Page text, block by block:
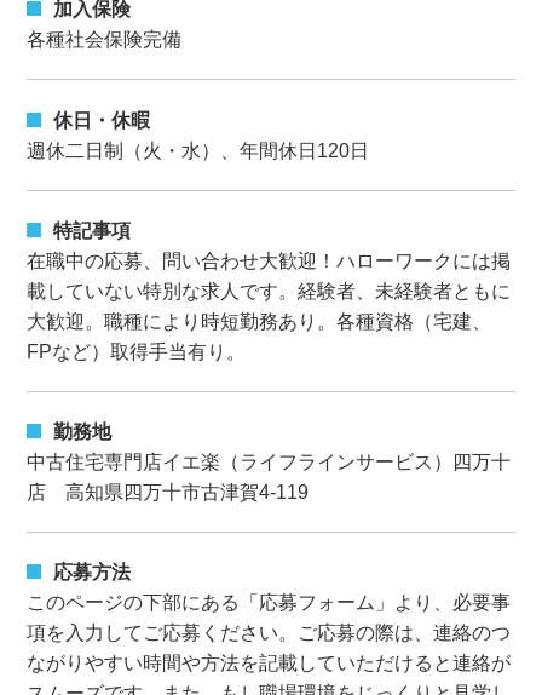
加入保険
各種社会保険完備
休日・休暇
週休二日制（火・水）、年間休日120日
特記事項
在職中の応募、問い合わせ大歓迎！ハローワークには掲
載していない特別な求人です。経験者、未経験者ともに
大歓迎。職種により時短勤務あり。各種資格（宅建、
FPなど）取得手当有り。
勤務地
中古住宅専門店イエ楽（ライフラインサービス）四万十
店 高知県四万十市古津賀4-119
応募方法
このページの下部にある「応募フォーム」より、必要事
項を入力してご応募ください。ご応募の際は、連絡のつ
ながりやすい時間や方法を記載していただけると連絡が